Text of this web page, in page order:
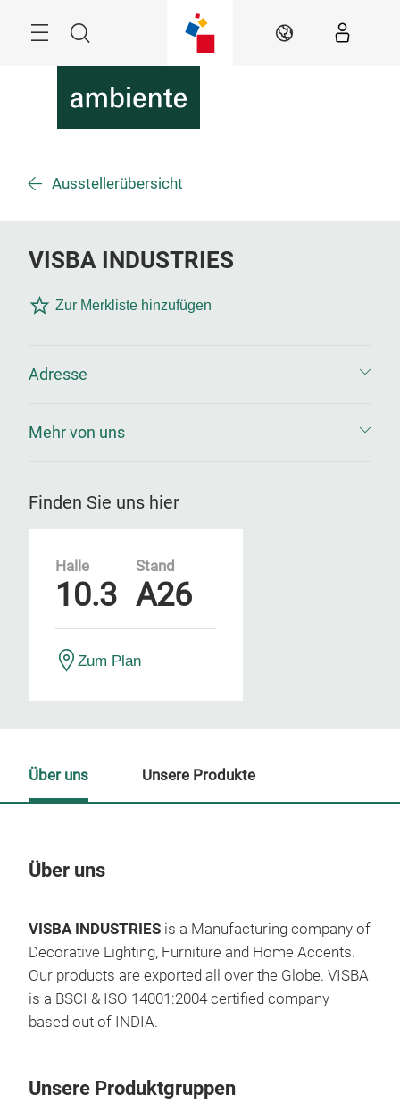
Suche DE
Ausstellerübersicht
VISBA INDUSTRIES
Zur Merkliste hinzufügen
Adresse
Mehr von uns
Finden Sie uns hier
Halle
10.3
Stand
A26
Zum Plan
Über uns
VISBA INDUSTRIES is a Manufacturing company of
Decorative Lighting, Furniture and Home Accents.
Our products are exported all over the Globe. VISBA
is a BSCI & ISO 14001:2004 certified company
based out of INDIA.
Unsere Produktgruppen
Über uns Unsere Produkte